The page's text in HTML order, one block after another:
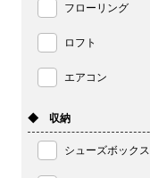
フローリング
ロフト
エアコン
◆ 収納
シューズボックス